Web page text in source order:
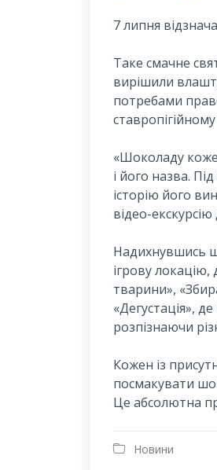
7 липня
Таке смачне
вирішили
потребами
«Шоколаду
і його назва.
історію його
відео-
Надихнувшись
ігрову локацію,
тварини»,
«Дегустація»,
розпізнаючи
Кожен із
посмакувати
Це абсолютна
Новини